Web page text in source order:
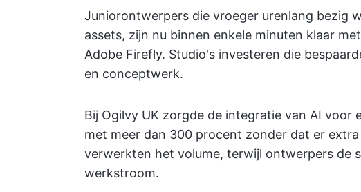
Juniorontwerpers die vroeger urenlang bezig
assets, zijn nu binnen enkele minuten klaar
Adobe Firefly. Studio's investeren die
en conceptwerk.
Bij Ogilvy UK zorgde de integratie van AI
met meer dan 300 procent zonder dat er
verwerkten het volume, terwijl ontwerpers de
werkstroom.